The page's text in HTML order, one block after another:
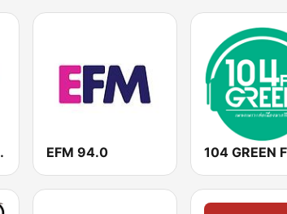
EFM 94.0 104 GREEN